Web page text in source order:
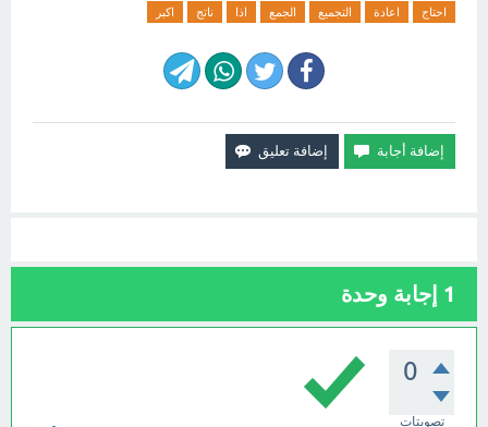
احتاج اعادة التجميع الجمع اذا ناتج اكبر
1 إجابة وحدة
0
تصويتات